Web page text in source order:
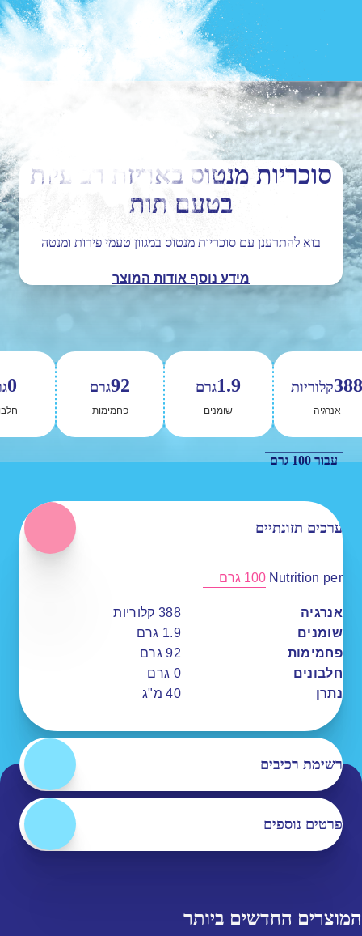
סוכריות מנטוס באריזת רביעיות
בטעם תות
בוא להתרענן עם סוכריות מנטוס במגוון טעמי פירות ומנטה
מידע נוסף אודות המוצר
קלוריות
אנרגיה
1.9גרם
שומנים
92גרם
פחמימות
0
עבור 100 גרם
ערכים תזונתיים
Nutrition per 100 גרם
אנרגיה 388 קלוריות
שומנים
1.9 גרם
פחמימות
92 גרם
חלבונים
0 גרם
נתרן
40 מ"ג
רשימת רכיבים
פרטים נוספים
המוצרים החדשים ביותר